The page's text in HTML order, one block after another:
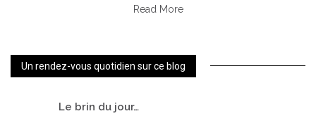
Read More
Un rendez-vous quotidien sur ce blog
Le brin du jour…